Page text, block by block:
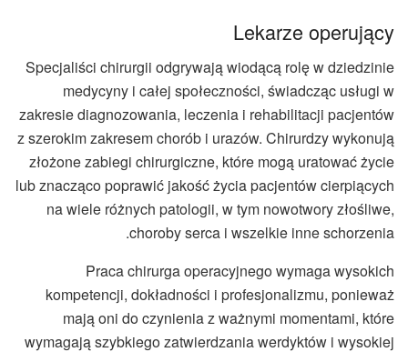
Lekarze operujący
Specjaliści chirurgii odgrywają wiodącą rolę w dziedzinie
medycyny i całej społeczności, świadcząc usługi w
zakresie diagnozowania, leczenia i rehabilitacji pacjentów
z szerokim zakresem chorób i urazów. Chirurdzy wykonują
złożone zabiegi chirurgiczne, które mogą uratować życie
lub znacząco poprawić jakość życia pacjentów cierpiących
na wiele różnych patologii, w tym nowotwory złośliwe,
choroby serca i wszelkie inne schorzenia.
Praca chirurga operacyjnego wymaga wysokich
kompetencji, dokładności i profesjonalizmu, ponieważ
mają oni do czynienia z ważnymi momentami, które
wymagają szybkiego zatwierdzania werdyktów i wysokiej